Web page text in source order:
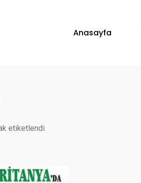
Anasayfa
etiketlendi